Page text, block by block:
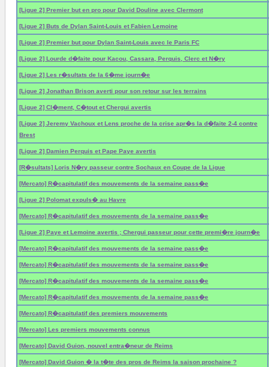
[Ligue 2] Premier but en pro pour David Douline avec Clermont
[Ligue 2] Buts de Dylan Saint-Louis et Fabien Lemoine
[Ligue 2] Premier but pour Dylan Saint-Louis avec le Paris FC
[Ligue 2] Lourde d�faite pour Kacou, Cassara, Perquis, Clerc et N�ry
[Ligue 2] Les r�sultats de la 6�me journ�e
[Ligue 2] Jonathan Brison averti pour son retour sur les terrains
[Ligue 2] Cl�ment, C�tout et Chergui avertis
[Ligue 2] Jeremy Vachoux et Lens proche de la crise apr�s la d�faite 2-4 contre
Brest
[Ligue 2] Damien Perquis et Pape Paye avertis
[R�sultats] Loris N�ry passeur contre Sochaux en Coupe de la Ligue
[Mercato] R�capitulatif des mouvements de la semaine pass�e
[Ligue 2] Polomat expuls� au Havre
[Mercato] R�capitulatif des mouvements de la semaine pass�e
[Ligue 2] Paye et Lemoine avertis ; Chergui passeur pour cette premi�re journ�e
[Mercato] R�capitulatif des mouvements de la semaine pass�e
[Mercato] R�capitulatif des mouvements de la semaine pass�e
[Mercato] R�capitulatif des mouvements de la semaine pass�e
[Mercato] R�capitulatif des mouvements de la semaine pass�e
[Mercato] R�capitulatif des premiers mouvements
[Mercato] Les premiers mouvements connus
[Mercato] David Guion, nouvel entra�neur de Reims
[Mercato] David Guion � la t�te des pros de Reims la saison prochaine ?